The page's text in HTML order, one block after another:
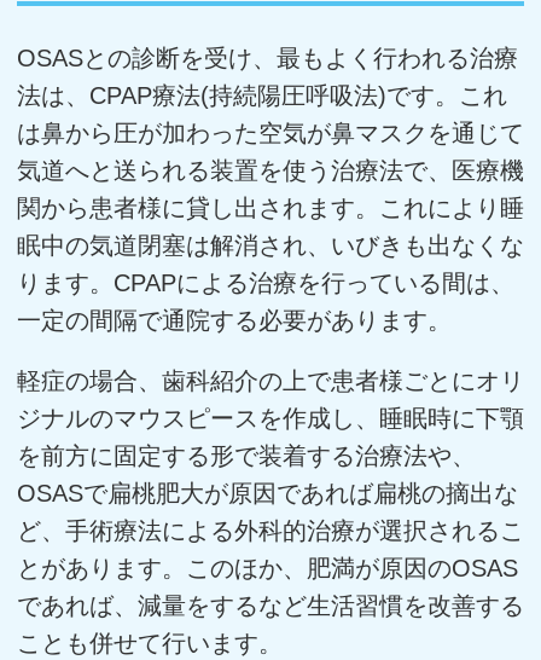
OSASとの診断を受け、最もよく行われる治療
法は、CPAP療法(持続陽圧呼吸法)です。これ
は鼻から圧が加わった空気が鼻マスクを通じて
気道へと送られる装置を使う治療法で、医療機
関から患者様に貸し出されます。これにより睡
眠中の気道閉塞は解消され、いびきも出なくな
ります。CPAPによる治療を行っている間は、
一定の間隔で通院する必要があります。
軽症の場合、歯科紹介の上で患者様ごとにオリ
ジナルのマウスピースを作成し、睡眠時に下顎
を前方に固定する形で装着する治療法や、
OSASで扁桃肥大が原因であれば扁桃の摘出な
ど、手術療法による外科的治療が選択されるこ
とがあります。このほか、肥満が原因のOSAS
であれば、減量をするなど生活習慣を改善する
ことも併せて行います。